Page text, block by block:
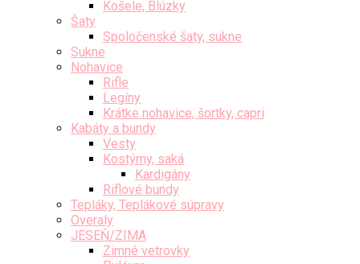
Košele, Blúzky
Šaty
Spoločenské šaty, sukne
Sukne
Nohavice
Rifle
Legíny
Krátke nohavice, šortky, capri
Kabáty a bundy
Vesty
Kostýmy, saká
Kardigány
Riflové bundy
Tepláky, Teplákové súpravy
Overaly
JESEŇ/ZIMA
Zimné vetrovky